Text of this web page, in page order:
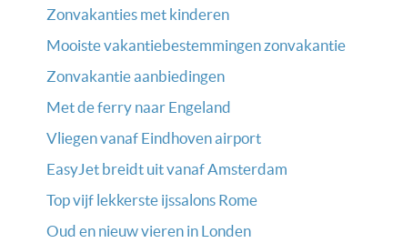
Zonvakanties met kinderen
Mooiste vakantiebestemmingen zonvakantie
Zonvakantie aanbiedingen
Met de ferry naar Engeland
Vliegen vanaf Eindhoven airport
EasyJet breidt uit vanaf Amsterdam
Top vijf lekkerste ijssalons Rome
Oud en nieuw vieren in Londen